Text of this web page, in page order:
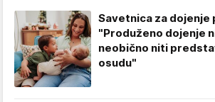
Savetnica za dojenje
"Produženo dojenje
neobično niti
osudu"